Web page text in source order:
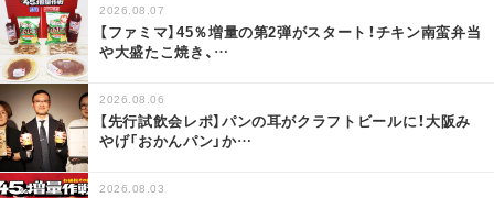
2026.08.07
【ファミマ】45％増量の第2弾がスタート！チキン南蛮弁当
や大盛たこ焼き、 …
2026.08.06
【先行試飲会レポ】パンの耳がクラフトビールに！大阪み
やげ「おかんパン」か…
2026.08.03